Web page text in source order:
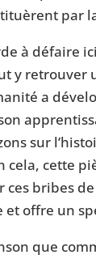
par
à
y retrouver
a
sur
cela, cette
ces bribes
offre un
que